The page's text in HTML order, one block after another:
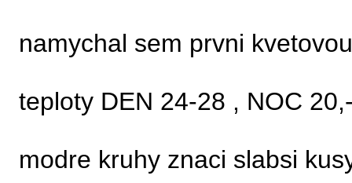
namychal sem prvni
teploty DEN 24-28 , NOC
modre kruhy znaci slabsi